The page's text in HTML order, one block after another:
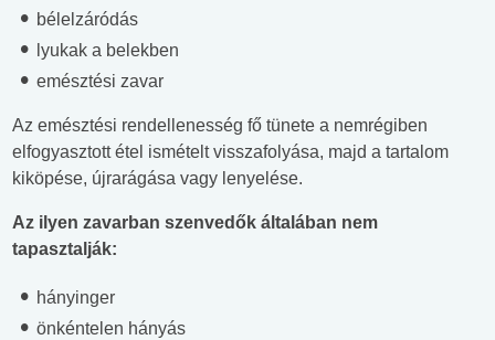
bélelzáródás
lyukak a belekben
emésztési zavar
Az emésztési rendellenesség fő tünete a nemrégiben
elfogyasztott étel ismételt visszafolyása, majd a tartalom
kiköpése, újrarágása vagy lenyelése.
Az ilyen zavarban szenvedők általában nem
tapasztalják:
hányinger
önkéntelen hányás